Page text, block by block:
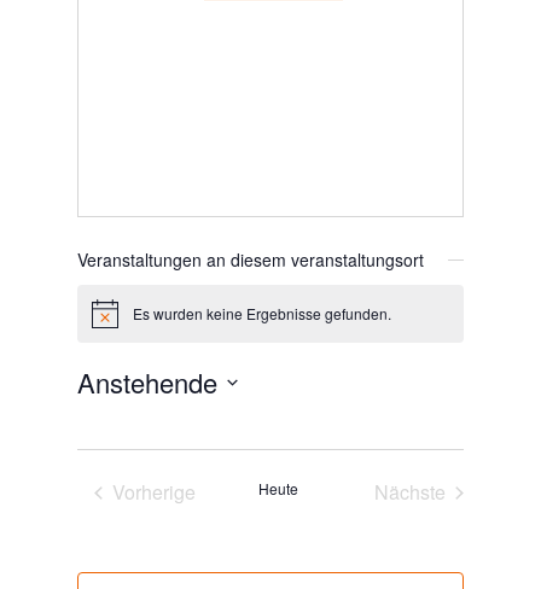
Veranstaltungen an diesem veranstaltungsort
HinweisEs wurden keine Ergebnisse gefunden.
Anstehende
Vorherige
Heute
Nächste